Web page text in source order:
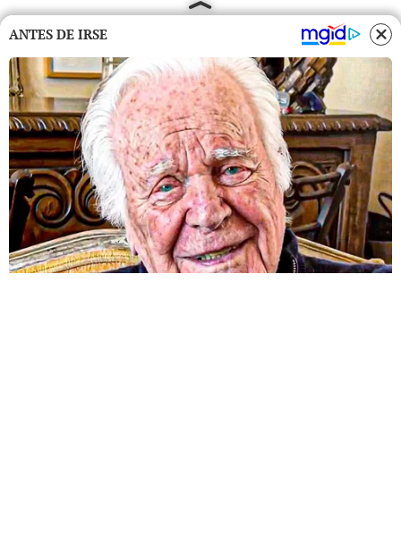
ANTES DE IRSE